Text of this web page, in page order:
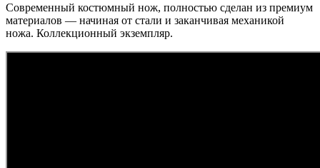
Современный костюмный нож, полностью сделан из премиум
материалов — начиная от стали и заканчивая механикой
ножа. Коллекционный экземпляр.